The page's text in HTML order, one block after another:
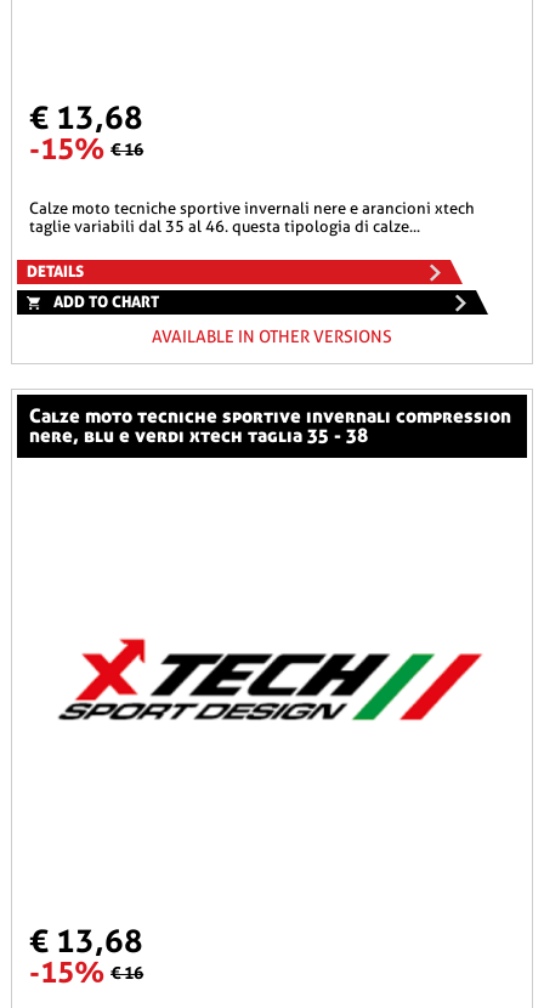
€ 13,68
-15% € 16
calze moto tecniche sportive invernali nere e arancioni xtech
taglie variabili dal 35 al 46. questa tipologia di calze...
DETAILS
ADD TO CHART
AVAILABLE IN OTHER VERSIONS
calze moto tecniche sportive invernali compression
nere, blu e verdi xtech taglia 35 - 38
€ 13,68
-15% € 16